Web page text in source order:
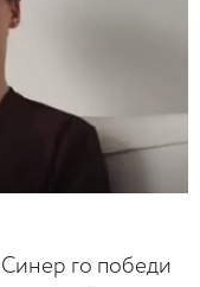
Синер го победи